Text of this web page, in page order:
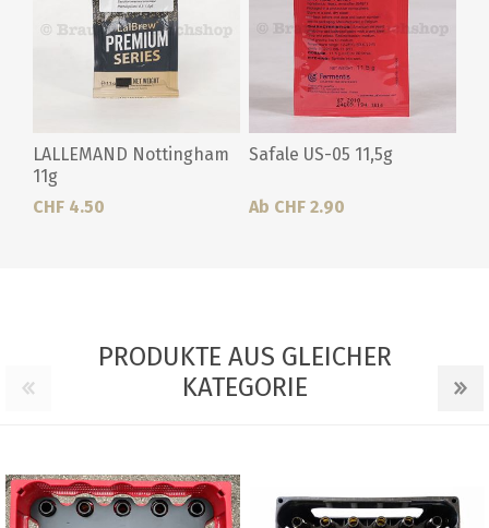
LALLEMAND Nottingham
11g
CHF 4.50
Safale US-05 11,5g
Ab CHF 2.90
PRODUKTE AUS GLEICHER
KATEGORIE